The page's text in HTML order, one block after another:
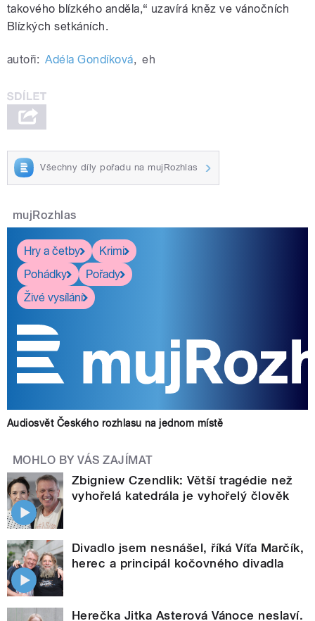
takového blízkého anděla,“ uzavírá kněz ve vánočních
Blízkých setkáních.
autoři: Adéla Gondíková, eh
Všechny díly pořadu na mujRozhlas
mujRozhlas
Hry a četby
Krimi
Pohádky
Pořady
Živé vysílání
Audiosvět Českého rozhlasu na jednom místě
MOHLO BY VÁS ZAJÍMAT
Zbigniew Czendlik: Větší tragédie než
vyhořelá katedrála je vyhořelý člověk
Divadlo jsem nesnášel, říká Víťa Marčík,
herec a principál kočovného divadla
Herečka Jitka Asterová Vánoce neslaví.